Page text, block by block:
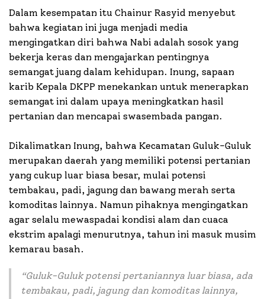
Dalam kesempatan itu Chainur Rasyid menyebut
bahwa kegiatan ini juga menjadi media
mengingatkan diri bahwa Nabi adalah sosok yang
bekerja keras dan mengajarkan pentingnya
semangat juang dalam kehidupan. Inung, sapaan
karib Kepala DKPP menekankan untuk menerapkan
semangat ini dalam upaya meningkatkan hasil
pertanian dan mencapai swasembada pangan.
Dikalimatkan Inung, bahwa Kecamatan Guluk-Guluk
merupakan daerah yang memiliki potensi pertanian
yang cukup luar biasa besar, mulai potensi
tembakau, padi, jagung dan bawang merah serta
komoditas lainnya. Namun pihaknya mengingatkan
agar selalu mewaspadai kondisi alam dan cuaca
ekstrim apalagi menurutnya, tahun ini masuk musim
kemarau basah.
“Guluk-Guluk potensi pertaniannya luar biasa, ada
tembakau, padi, jagung dan komoditas lainnya,